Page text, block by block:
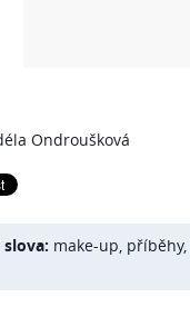
Ondroušková
slova: make-up, příběhy,